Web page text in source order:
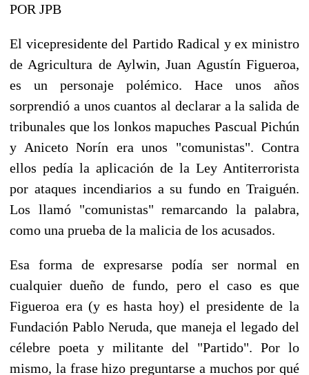
POR JPB
El vicepresidente del Partido Radical y ex ministro
de Agricultura de Aylwin, Juan Agustín Figueroa,
es un personaje polémico. Hace unos años
sorprendió a unos cuantos al declarar a la salida de
tribunales que los lonkos mapuches Pascual Pichún
y Aniceto Norín era unos "comunistas". Contra
ellos pedía la aplicación de la Ley Antiterrorista
por ataques incendiarios a su fundo en Traiguén.
Los llamó "comunistas" remarcando la palabra,
como una prueba de la malicia de los acusados.
Esa forma de expresarse podía ser normal en
cualquier dueño de fundo, pero el caso es que
Figueroa era (y es hasta hoy) el presidente de la
Fundación Pablo Neruda, que maneja el legado del
célebre poeta y militante del "Partido". Por lo
mismo, la frase hizo preguntarse a muchos por qué